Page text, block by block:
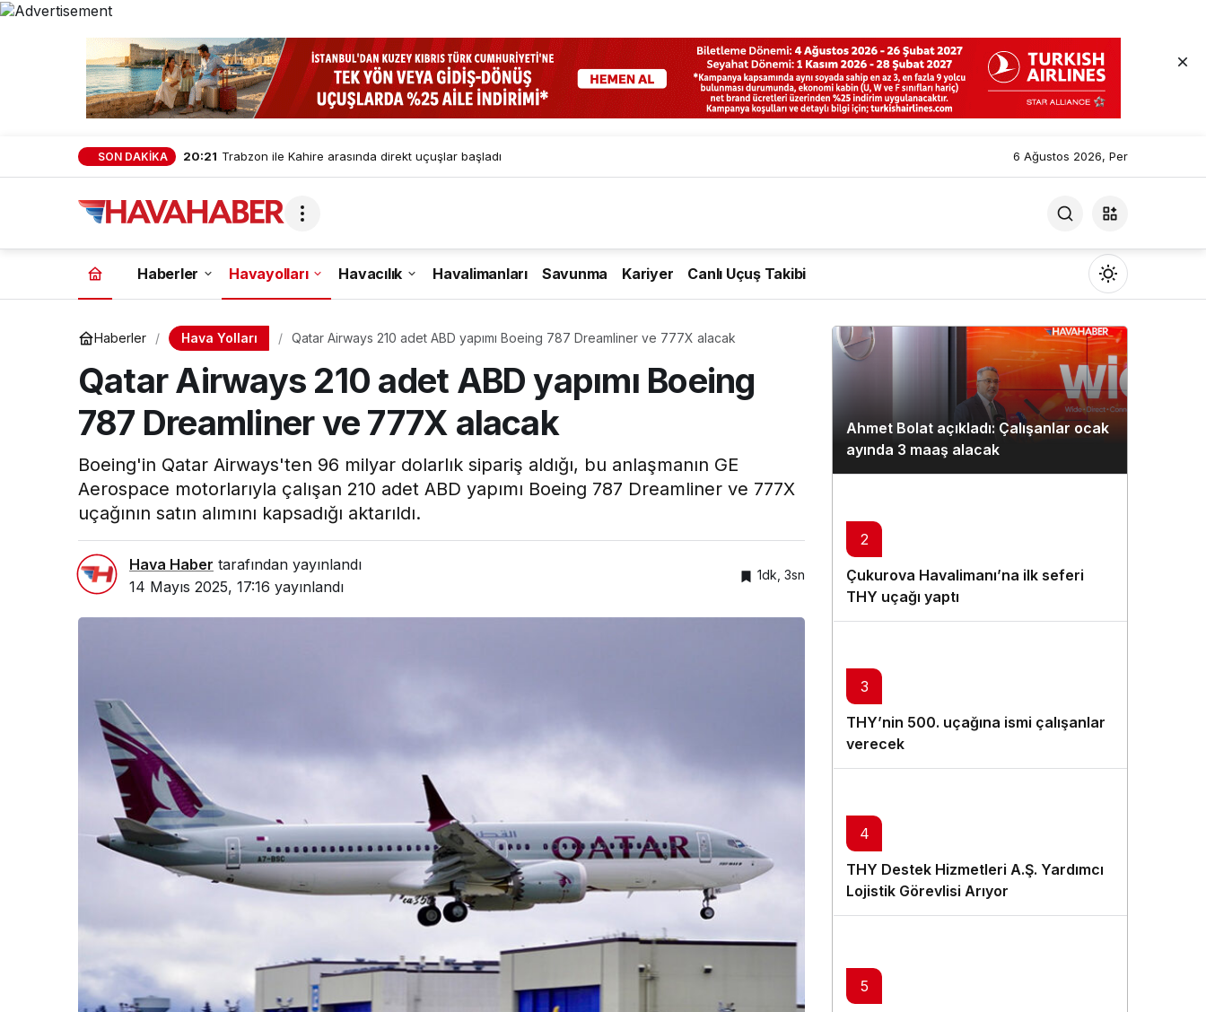
SON DAKİKA 20:21 Trabzon ile Kahire arasında direkt uçuşlar başladı 6 Ağustos 2026, Per
Haberler Havayolları Havacılık Havalimanları Savunma Kariyer Canlı Uçuş Takibi
Mod
değiştir
Gündüz Modu
Gündüz modunu seçin.
Sistem modunu seçin.
Haberler Hava Yolları Qatar Airways 210 adet ABD yapımı Boeing 787 Dreamliner ve 777X alacak
Qatar Airways 210 adet ABD yapımı Boeing
787 Dreamliner ve 777X alacak
Boeing'in Qatar Airways'ten 96 milyar dolarlık sipariş aldığı, bu anlaşmanın GE
Aerospace motorlarıyla çalışan 210 adet ABD yapımı Boeing 787 Dreamliner ve 777X
uçağının satın alımını kapsadığı aktarıldı.
Hava Haber tarafından yayınlandı
14 Mayıs 2025, 17:16 yayınlandı
1dk, 3sn
Ahmet Bolat açıkladı: Çalışanlar ocak
ayında 3 maaş alacak
2
Çukurova Havalimanı’na ilk seferi
THY uçağı yaptı
3
THY’nin 500. uçağına ismi çalışanlar
verecek
4
THY Destek Hizmetleri A.Ş. Yardımcı
Lojistik Görevlisi Arıyor
5